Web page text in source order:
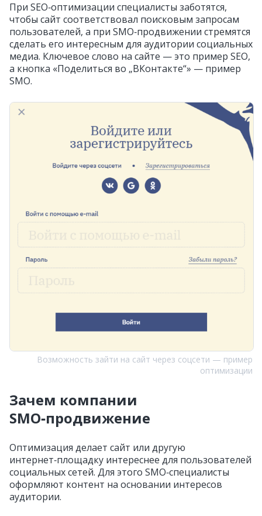
При SEO‑оптимизации специалисты заботятся,
чтобы сайт соответствовал поисковым запросам
пользователей, а при SMO‑продвижении стремятся
сделать его интересным для аудитории социальных
медиа. Ключевое слово на сайте — это пример SEO,
а кнопка «Поделиться во „ВКонтакте“» — пример
SMO.
Возможность зайти на сайт через соцсети — пример
оптимизации
Зачем компании
SMO‑продвижение
Оптимизация делает сайт или другую
интернет‑площадку интереснее для пользователей
социальных сетей. Для этого SMO‑специалисты
оформляют контент на основании интересов
аудитории.